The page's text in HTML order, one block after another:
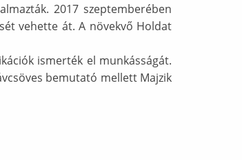
2017 szeptemberében
vehette át. A növekvő Holdat
ismerték el munkásságát.
bemutató mellett Majzik